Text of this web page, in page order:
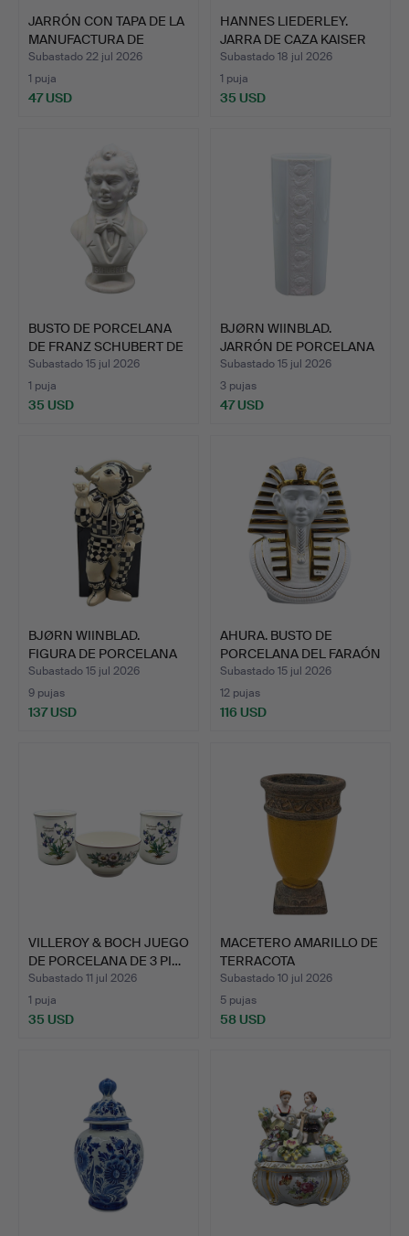
JARRÓN CON TAPA DE LA
MANUFACTURA DE
CERÁM…
Subastado 22 jul 2026
1 puja
47 USD
HANNES LIEDERLEY.
JARRA DE CAZA KAISER
„KA…
Subastado 18 jul 2026
1 puja
35 USD
BUSTO DE PORCELANA
DE FRANZ SCHUBERT DE
LA…
Subastado 15 jul 2026
1 puja
35 USD
BJØRN WIINBLAD.
JARRÓN DE PORCELANA
ROSENT…
Subastado 15 jul 2026
3 pujas
47 USD
BJØRN WIINBLAD.
FIGURA DE PORCELANA
„TILL …
Subastado 15 jul 2026
9 pujas
137 USD
AHURA. BUSTO DE
PORCELANA DEL FARAÓN
EGIPC…
Subastado 15 jul 2026
12 pujas
116 USD
VILLEROY & BOCH JUEGO
DE PORCELANA DE 3 PI…
Subastado 11 jul 2026
1 puja
35 USD
MACETERO AMARILLO DE
TERRACOTA
PARCIALMENT…
Subastado 10 jul 2026
5 pujas
58 USD